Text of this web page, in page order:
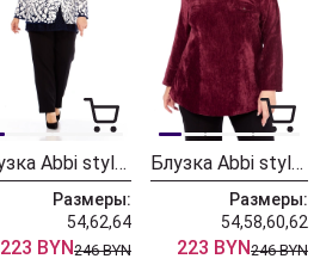
Блузка Abbi style 4073
Размеры:
54,62,64
223 BYN246 BYN
Блузка Abbi style 4070 спелая вишня
Размеры:
54,58,60,62
223 BYN246 BYN